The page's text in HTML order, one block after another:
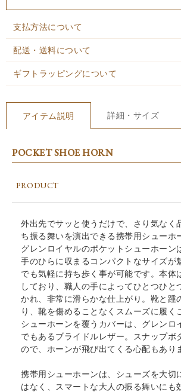
支払方法について
配送・送料について
ギフトラッピングについて
アイテム説明 詳細・サイズ
POCKET SHOE HORN
PRODUCT
外出先でサッと使うだけで、さり気なく
ち振る舞いを演出できる携帯用シューホ
グレンロイヤルのポケットシューホーン
手のひらに収まるコンパクトなサイズが
でも気軽に持ち歩く事が可能です。本体
しており、職人の手によってひとつひと
かれ、非常に滑らかな仕上がり。靴と踵
り、靴を傷めることなくスムーズに履く
シューホーンを覆うカバーは、グレンロ
でもあるブライドルレザー。スナップボ
ので、ホーンが飛び出てくる心配もあり
携帯用シューホーンは、シューズを大切
はなく、スマートな大人の振る舞いにも